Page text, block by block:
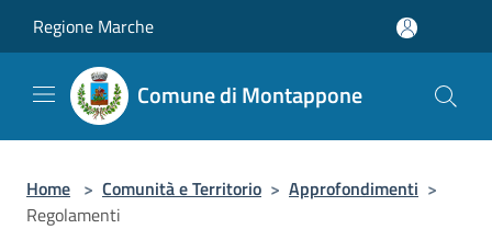
Regione Marche
Comune di Montappone
Home > Comunità e Territorio > Approfondimenti >
Regolamenti